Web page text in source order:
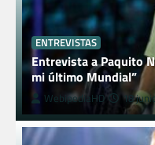
ENTREVISTAS
Entrevista a Paquito
mi último Mundial”
WebipediaHD 18